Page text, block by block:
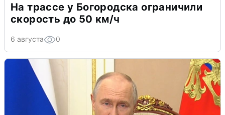
На трассе у Богородска ограничили
скорость до 50 км/ч
6 августа 0